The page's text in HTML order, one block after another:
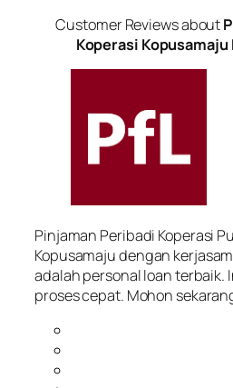
Customer Reviews about
Koperasi Kopusamaju
Pinjaman Peribadi Koperasi
Kopusamaju dengan
adalah personal loan terbaik.
proses cepat. Mohon